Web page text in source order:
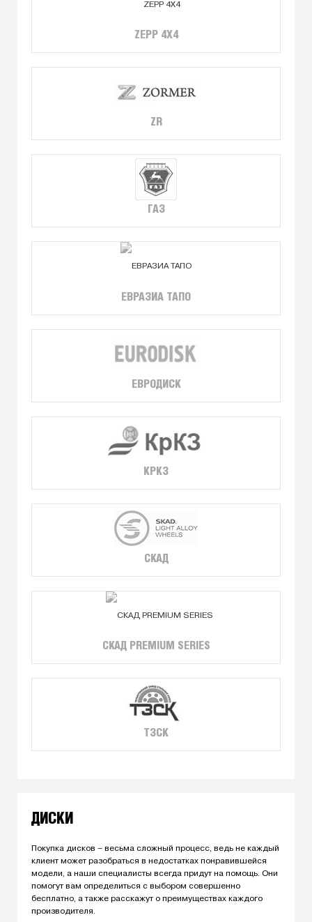
ZEPP 4X4
ZR
ГАЗ
ЕВРАЗИА ТАПО
ЕВРОДИСК
КРКЗ
СКАД
СКАД PREMIUM SERIES
ТЗСК
ДИСКИ
Покупка дисков – весьма сложный процесс, ведь не каждый
клиент может разобраться в недостатках понравившейся
модели, а наши специалисты всегда придут на помощь. Они
помогут вам определиться с выбором совершенно
бесплатно, а также расскажут о преимуществах каждого
производителя.